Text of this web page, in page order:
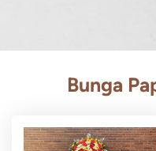
Bunga